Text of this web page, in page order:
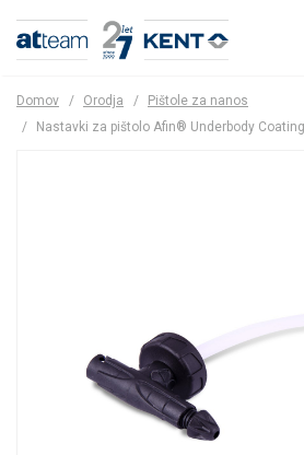
Domov / Orodja /
Pištole za nanos
/
Nastavki za pištolo Afin® Underbody